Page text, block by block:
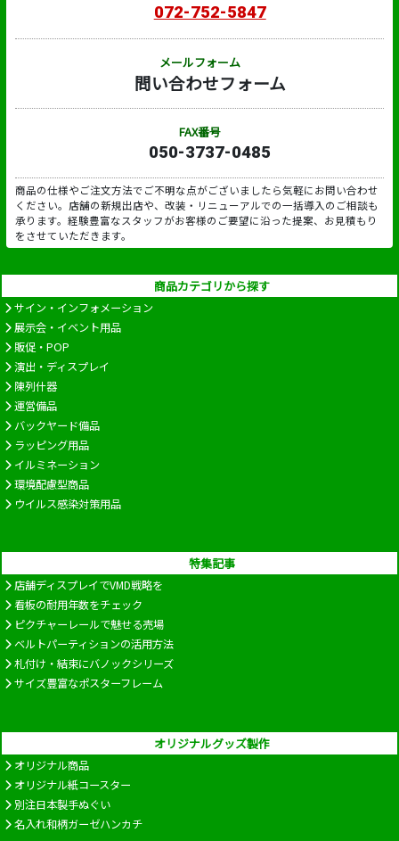
072-752-5847
メールフォーム
問い合わせフォーム
FAX番号
050-3737-0485
商品の仕様やご注文方法でご不明な点がございましたら気軽にお問い合わせ
ください。店舗の新規出店や、改装・リニューアルでの一括導入のご相談も
承ります。経験豊富なスタッフがお客様のご要望に沿った提案、お見積もり
をさせていただきます。
商品カテゴリから探す
サイン・インフォメーション
展示会・イベント用品
販促・POP
演出・ディスプレイ
陳列什器
運営備品
バックヤード備品
ラッピング用品
イルミネーション
環境配慮型商品
ウイルス感染対策用品
特集記事
店舗ディスプレイでVMD戦略を
看板の耐用年数をチェック
ピクチャーレールで魅せる売場
ベルトパーティションの活用方法
札付け・結束にバノックシリーズ
サイズ豊富なポスターフレーム
オリジナルグッズ製作
オリジナル商品
オリジナル紙コースター
別注日本製手ぬぐい
名入れ和柄ガーゼハンカチ